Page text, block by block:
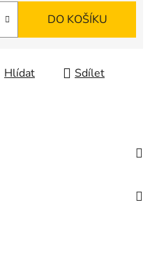
DO KOŠÍKU
Hlídat Sdílet